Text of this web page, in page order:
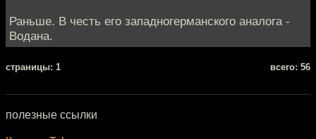
Раньше. В честь его западногерманского аналога -
Водана.
cтраницы: 1 всего: 56
полезные ссылки